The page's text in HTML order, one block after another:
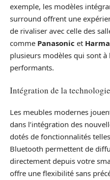
exemple, les modèles
surround offrent une
de rivaliser avec celle des
comme Panasonic et
plusieurs modèles qui sont
performants.
Intégration de la
Les meubles modernes
dans l’intégration des
dotés de fonctionnalités
Bluetooth permettent de
directement depuis votre
offre une flexibilité sans